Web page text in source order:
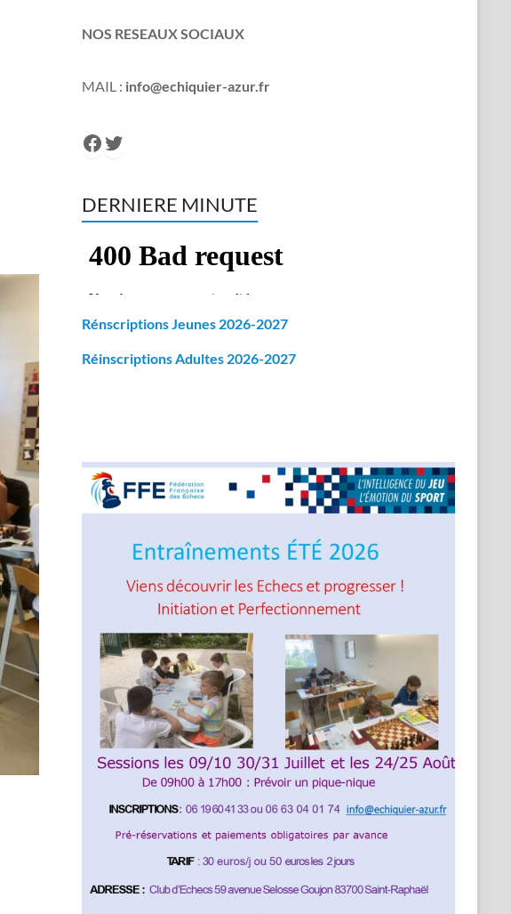
NOS RESEAUX SOCIAUX
MAIL : info@echiquier-azur.fr
Facebook
Twitter
DERNIERE MINUTE
Rénscriptions Jeunes 2026-2027
Réinscriptions Adultes 2026-2027